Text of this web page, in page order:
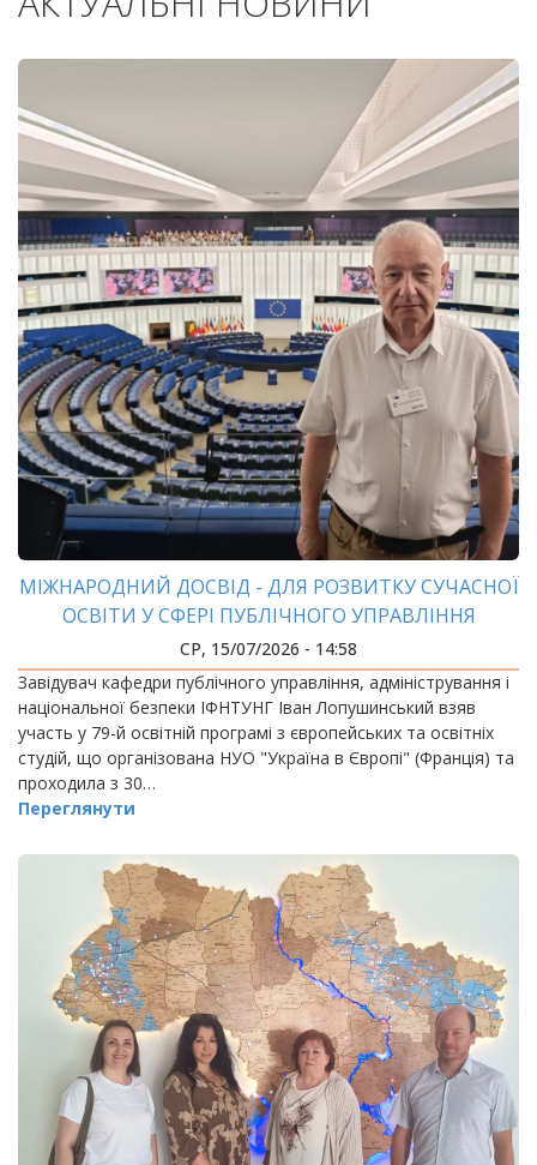
МІЖНАРОДНИЙ ДОСВІД - ДЛЯ РОЗВИТКУ СУЧАСНОЇ
ОСВІТИ У СФЕРІ ПУБЛІЧНОГО УПРАВЛІННЯ
СР, 15/07/2026 - 14:58
Завідувач кафедри публічного управління, адміністрування і
національної безпеки ІФНТУНГ Іван Лопушинський взяв
участь у 79-й освітній програмі з європейських та освітніх
студій, що організована НУО "Україна в Європі" (Франція) та
проходила з 30…
Переглянути